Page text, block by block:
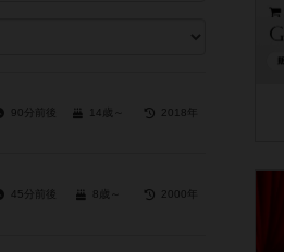
90分前後 14歳～ 2018年
45分前後 8歳～ 2000年